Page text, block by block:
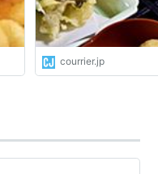
courrier.jp